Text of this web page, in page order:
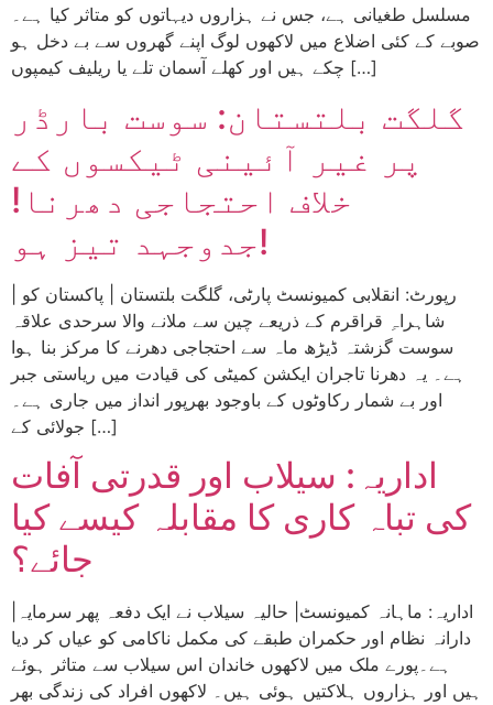
مسلسل طغیانی ہے، جس نے ہزاروں دیہاتوں کو متاثر کیا ہے۔
صوبے کے کئی اضلاع میں لاکھوں لوگ اپنے گھروں سے بے دخل ہو
چکے ہیں اور کھلے آسمان تلے یا ریلیف کیمپوں […]
گلگت بلتستان: سوست بارڈر
پر غیر آئینی ٹیکسوں کے
خلاف احتجاجی دھرنا!
جدوجہد تیز ہو!
شاہراہِ قراقرم کے ذریعے چین سے ملانے والا سرحدی علاقہ
سوست گزشتہ ڈیڑھ ماہ سے احتجاجی دھرنے کا مرکز بنا ہوا
ہے۔ یہ دھرنا تاجران ایکشن کمیٹی کی قیادت میں ریاستی جبر
اور بے شمار رکاوٹوں کے باوجود بھرپور انداز میں جاری ہے۔
جولائی کے […]
اداریہ: سیلاب اور قدرتی آفات
کی تباہ کاری کا مقابلہ کیسے کیا
جائے؟
دارانہ نظام اور حکمران طبقے کی مکمل ناکامی کو عیاں کر دیا
ہے۔پورے ملک میں لاکھوں خاندان اس سیلاب سے متاثر ہوئے
ہیں اور ہزاروں ہلاکتیں ہوئی ہیں۔ لاکھوں افراد کی زندگی بھر